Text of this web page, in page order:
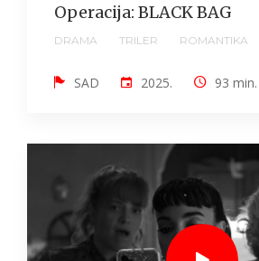
Operacija: BLACK BAG
DRAMA TRILER ROMANTIKA
SAD 2025. 93 min.